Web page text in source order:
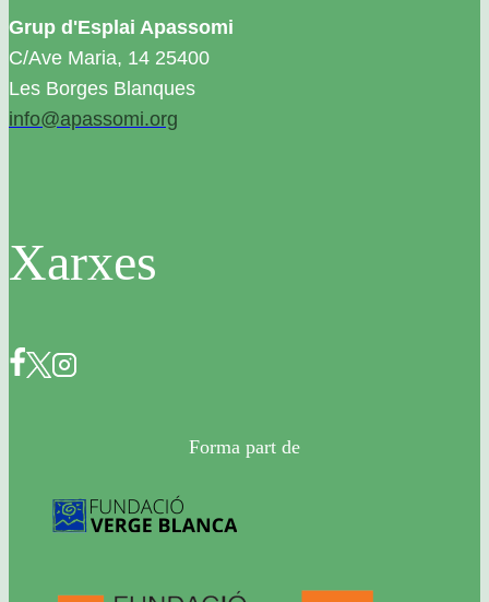
Grup d'Esplai Apassomi
C/Ave Maria, 14 25400
Les Borges Blanques
info@apassomi.org
Xarxes
Forma part de